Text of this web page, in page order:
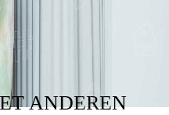
ANDEREN